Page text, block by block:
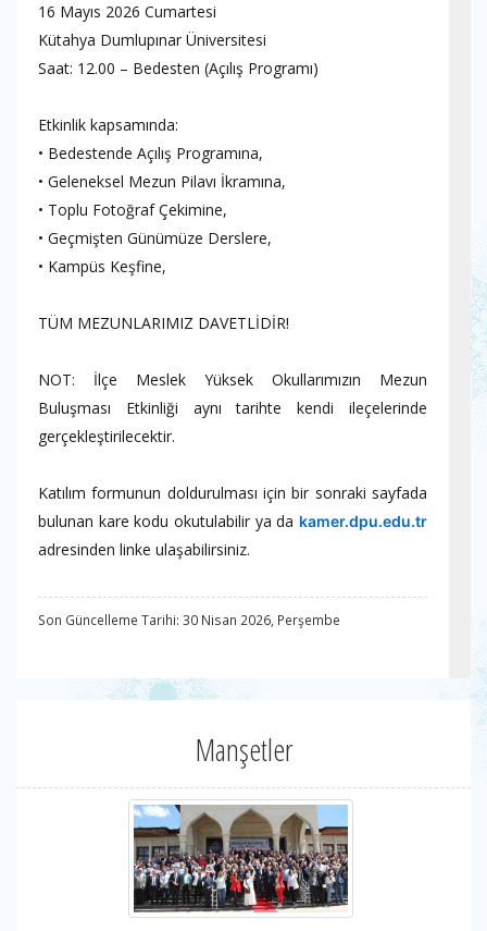
16 Mayıs 2026 Cumartesi
Kütahya Dumlupınar Üniversitesi
Saat: 12.00 – Bedesten (Açılış Programı)
Etkinlik kapsamında:
• ⁠Bedestende Açılış Programına,
• ⁠Geleneksel Mezun Pilavı İkramına,
• ⁠Toplu Fotoğraf Çekimine,
• ⁠Geçmişten Günümüze Derslere,
• Kampüs Keşfine,
TÜM MEZUNLARIMIZ DAVETLİDİR!
NOT: İlçe Meslek Yüksek Okullarımızın Mezun
Buluşması Etkinliği aynı tarihte kendi ileçelerinde
gerçekleştirilecektir.
Katılım formunun doldurulması için bir sonraki sayfada
bulunan kare kodu okutulabilir ya da kamer.dpu.edu.tr
adresinden linke ulaşabilirsiniz.
Son Güncelleme Tarihi: 30 Nisan 2026, Perşembe
Manşetler